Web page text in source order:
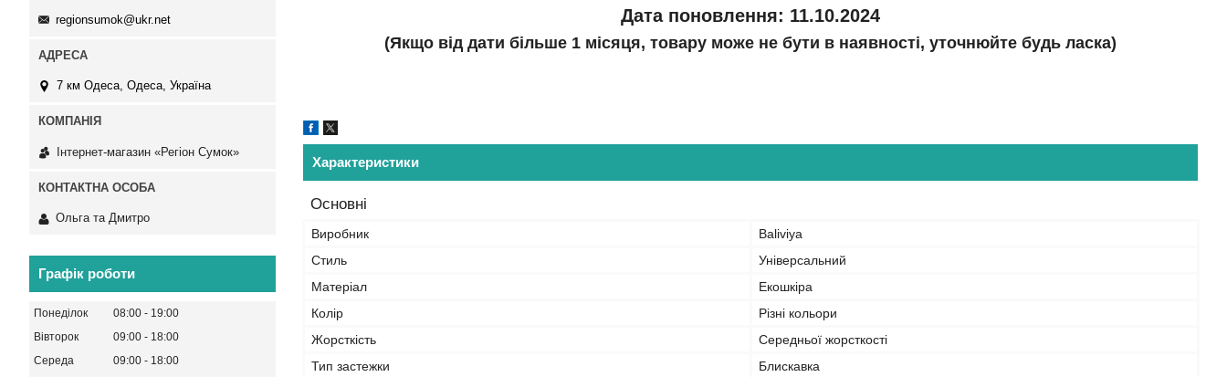
Дата поновлення: 11.10.2024
(Якщо від дати більше 1 місяця, товару може не бути в наявності, уточнюйте будь ласка)
Характеристики
Основні
Виробник
Baliviya
Стиль
Універсальний
Матеріал
Екошкіра
Колір
Різні кольори
Жорсткість
Середньої жорсткості
Тип застежки
Блискавка
regionsumok@ukr.net
7 км Одеса, Одеса, Україна
Інтернет-магазин «Регіон Сумок»
Ольга та Дмитро
Графік роботи
Понеділок 08:00
19:00
Вівторок
09:00
18:00
Середа
09:00
18:00